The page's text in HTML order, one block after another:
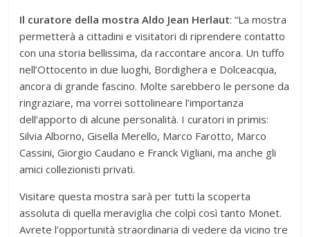
Il curatore della mostra Aldo Jean Herlaut: “La mostra
permetterà a cittadini e visitatori di riprendere contatto
con una storia bellissima, da raccontare ancora. Un tuffo
nell’Ottocento in due luoghi, Bordighera e Dolceacqua,
ancora di grande fascino. Molte sarebbero le persone da
ringraziare, ma vorrei sottolineare l’importanza
dell’apporto di alcune personalità. I curatori in primis:
Silvia Alborno, Gisella Merello, Marco Farotto, Marco
Cassini, Giorgio Caudano e Franck Vigliani, ma anche gli
amici collezionisti privati.
Visitare questa mostra sarà per tutti la scoperta
assoluta di quella meraviglia che colpì così tanto Monet.
Avrete l’opportunità straordinaria di vedere da vicino tre